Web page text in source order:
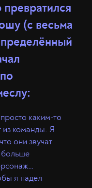
(с весьма
каким-то
из команды. Я
они звучат
больше
я надел